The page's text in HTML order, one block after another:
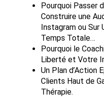
Pourquoi Passer
Construire une
Instagram ou Sur
Temps Totale…
Pourquoi le
Liberté et Votre
Un Plan d’Action
Clients Haut de
Thérapie.